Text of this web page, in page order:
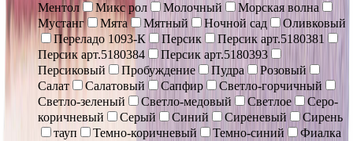
Ментол
Микс рол Молочный
Морская волна
Мустанг
Мята Мятный Ночной сад
Оливковый
Переладо 1093-К
Персик
Персик арт.5180381
Персик арт.5180384
Персик арт.5180393
Персиковый
Пробуждение Пудра
Розовый
Салат
Салатовый Сапфир
Светло-горчичный
Светло-зеленый
Светло-медовый Светлое
Серо-
коричневый
Серый Синий Сиреневый
Сирень
тауп
Темно-коричневый Темно-синий
Фиалка